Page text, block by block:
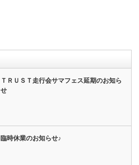
ＴＲＵＳＴ走行会サマフェス延期のお知ら
せ
臨時休業のお知らせ♪